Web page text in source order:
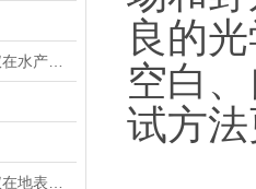
良的
空白
试方